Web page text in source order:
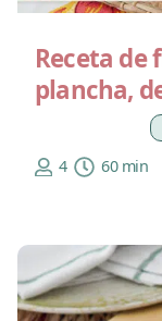
Receta de
plancha,
4
60 min